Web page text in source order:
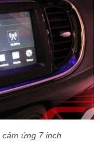
ứng 7 inch